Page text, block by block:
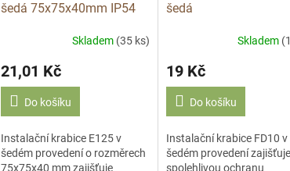
šedá 75x75x40mm IP54
Skladem (35 ks)
21,01 Kč
Do košíku
Instalační krabice E125 v
šedém provedení o rozměrech
75x75x40 mm zajišťuje
šedá
Skladem
19 Kč
Do košíku
Instalační krabice FD10 v
šedém provedení zajišťuje
spolehlivou ochranu